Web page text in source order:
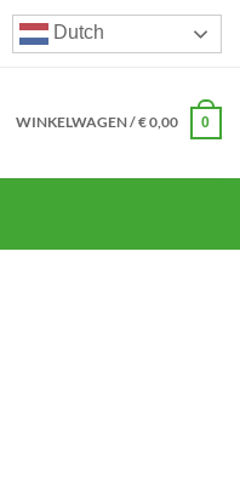
Dutch
WINKELWAGEN /€0,00 0